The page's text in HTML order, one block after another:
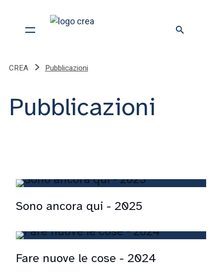
CREA Pubblicazioni
Pubblicazioni
Sono ancora qui - 2025
Fare nuove le cose - 2024